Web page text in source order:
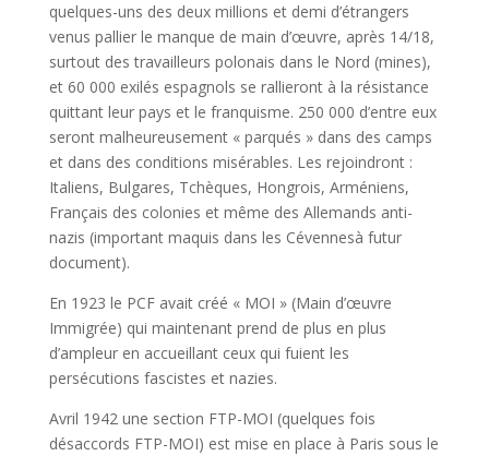
quelques-uns des deux millions et demi d’étrangers
venus pallier le manque de main d’œuvre, après 14/18,
surtout des travailleurs polonais dans le Nord (mines),
et 60 000 exilés espagnols se rallieront à la résistance
quittant leur pays et le franquisme. 250 000 d’entre eux
seront malheureusement « parqués » dans des camps
et dans des conditions misérables. Les rejoindront :
Italiens, Bulgares, Tchèques, Hongrois, Arméniens,
Français des colonies et même des Allemands anti-
nazis (important maquis dans les Cévennesà futur
document).
En 1923 le PCF avait créé « MOI » (Main d’œuvre
Immigrée) qui maintenant prend de plus en plus
d’ampleur en accueillant ceux qui fuient les
persécutions fascistes et nazies.
Avril 1942 une section FTP-MOI (quelques fois
désaccords FTP-MOI) est mise en place à Paris sous le